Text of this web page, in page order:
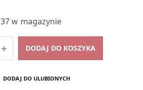
37 w magazynie
DODAJ DO KOSZYKA
DODAJ DO ULUBIONYCH